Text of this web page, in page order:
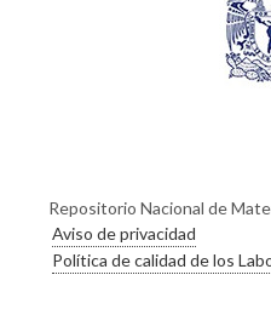
Repositorio Nacional de
Aviso de privacidad
Política de calidad de los